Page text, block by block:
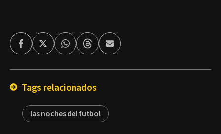
FacebookTwitterWhatsappThreadsEnviar
por
Tags relacionados
las noches del futbol